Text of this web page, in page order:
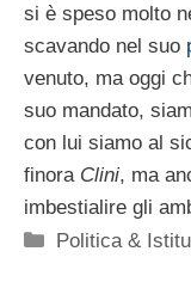
si è speso molto
scavando nel suo
venuto, ma oggi
suo mandato,
con lui siamo al
finora Clini, ma
imbestialire gli
Categorie
Politica &